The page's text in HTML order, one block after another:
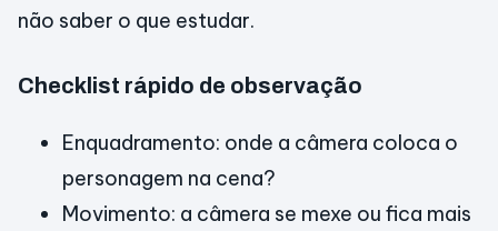
não saber o que estudar.
Checklist rápido de observação
Enquadramento: onde a câmera coloca o
personagem na cena?
Movimento: a câmera se mexe ou fica mais